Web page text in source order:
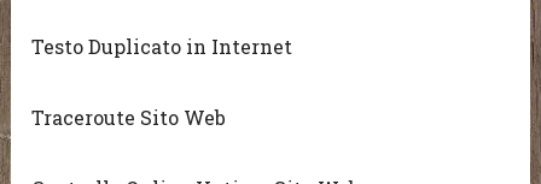
Testo Duplicato in Internet
Traceroute Sito Web